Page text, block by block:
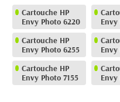
Cartouche HP
Envy Photo 6220
Cartouche HP
Envy Photo 6255
Envy
Cartouche HP
Envy Photo 7155